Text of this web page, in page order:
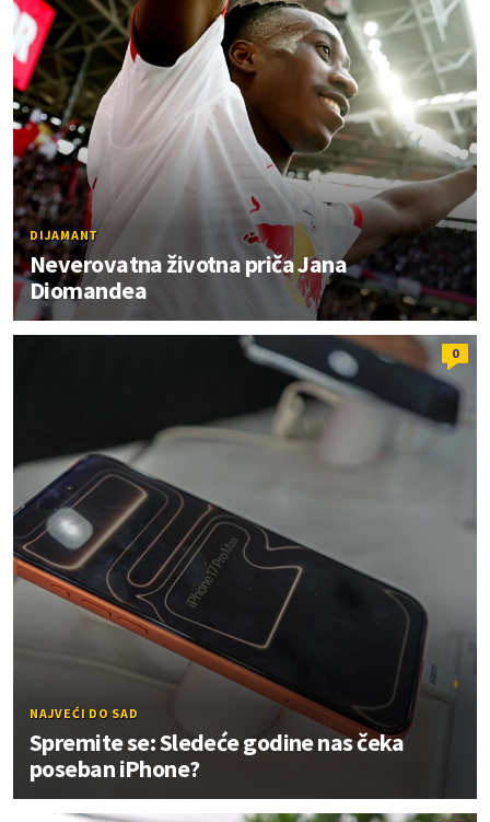
DIJAMANT
Neverovatna životna priča Jana
Diomandea
0
NAJVEĆI DO SAD
Spremite se: Sledeće godine nas čeka
poseban iPhone?